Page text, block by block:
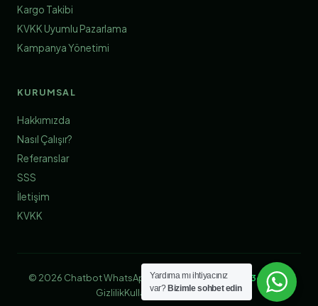
Kargo Takibi
KVKK Uyumlu Pazarlama
Kampanya Yönetimi
KURUMSAL
Hakkımızda
Nasıl Çalışır?
Referanslar
SSS
İletişim
KVKK
© 2026 Chatbot WhatsApp | Tasarım & Geliştirme:
360 Soft
GizlilikKullanım KoşullarıKVKK
Yardıma mı ihtiyacınız
var? Bizimle sohbet edin